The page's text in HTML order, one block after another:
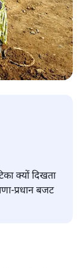
क्यों दिखता
प्रधान बजट